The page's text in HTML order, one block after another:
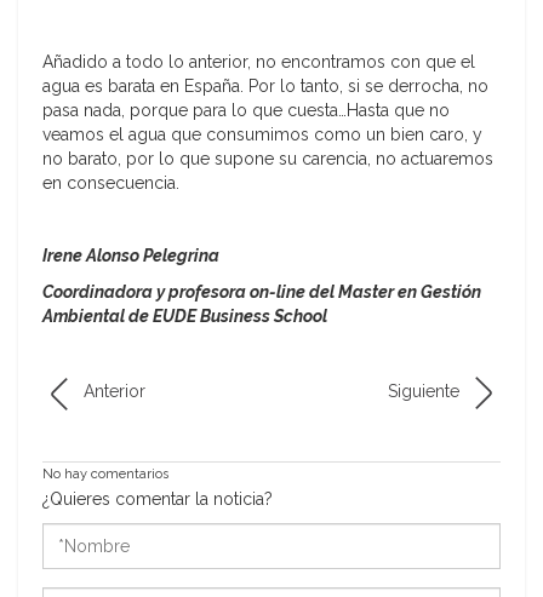
Añadido a todo lo anterior, no encontramos con que el
agua es barata en España. Por lo tanto, si se derrocha, no
pasa nada, porque para lo que cuesta…Hasta que no
veamos el agua que consumimos como un bien caro, y
no barato, por lo que supone su carencia, no actuaremos
en consecuencia.
Irene Alonso Pelegrina
Coordinadora y profesora on-line del Master en Gestión
Ambiental de EUDE Business School
Anterior Siguiente
No hay comentarios
¿Quieres comentar la noticia?